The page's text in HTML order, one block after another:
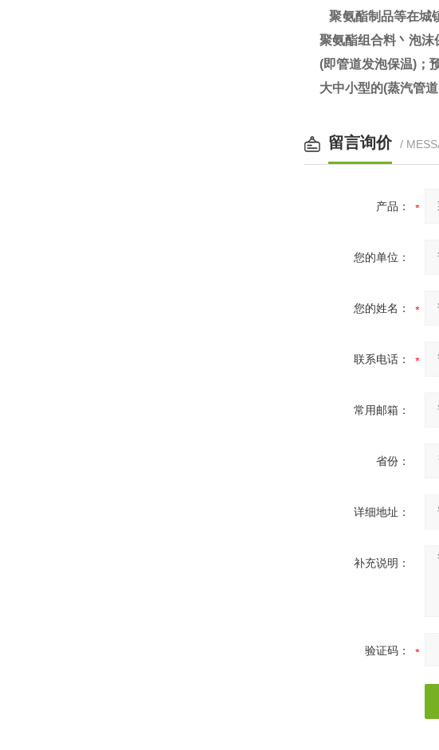
聚氨酯制品等在城
聚氨酯组合料丶泡
(即管道发泡保温)；
大中小型的(蒸汽管
留言询价 /
产品：
您的单位：
您的姓名：
联系电话：
常用邮箱：
省份：
详细地址：
补充说明：
验证码：